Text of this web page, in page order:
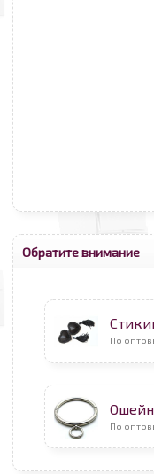
Обратите внимание
По
По